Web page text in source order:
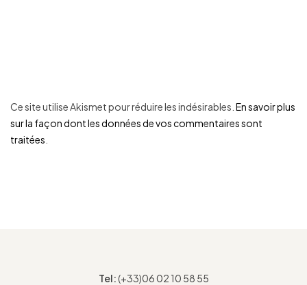
Ce site utilise Akismet pour réduire les indésirables. En savoir plus
sur la façon dont les données de vos commentaires sont
traitées
Tel:(+33)06 02 10 58 55